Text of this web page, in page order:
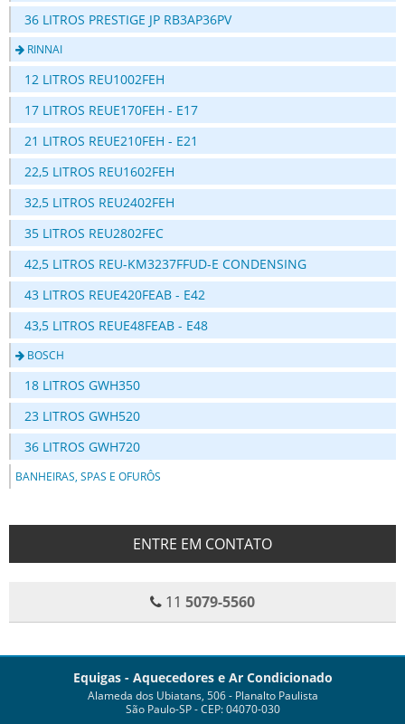
36 LITROS PRESTIGE JP RB3AP36PV
RINNAI
12 LITROS REU1002FEH
17 LITROS REUE170FEH - E17
21 LITROS REUE210FEH - E21
22,5 LITROS REU1602FEH
32,5 LITROS REU2402FEH
35 LITROS REU2802FEC
42,5 LITROS REU-KM3237FFUD-E CONDENSING
43 LITROS REUE420FEAB - E42
43,5 LITROS REUE48FEAB - E48
BOSCH
18 LITROS GWH350
23 LITROS GWH520
36 LITROS GWH720
BANHEIRAS, SPAS E OFURÔS
ENTRE EM CONTATO
11 5079-5560
Equigas - Aquecedores e Ar Condicionado
Alameda dos Ubiatans, 506 - Planalto Paulista
São Paulo-SP - CEP: 04070-030